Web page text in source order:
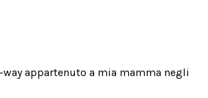
appartenuto a mia mamma negli